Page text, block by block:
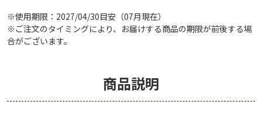
※使用期限：2027/04/30目安（07月現在）
※ご注文のタイミングにより、お届けする商品の期限が前後する場
合がございます。
商品説明